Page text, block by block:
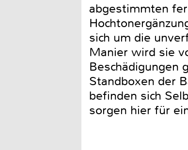
abgestimmten
sich um die
Manier wird sie
Beschädigungen
Standboxen der
befinden sich
sorgen hier für